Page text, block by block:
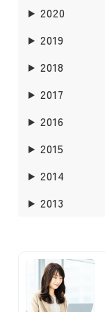
2020
2019
2018
2017
2016
2015
2014
2013